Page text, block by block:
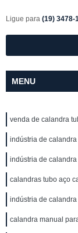
Ligue para (19) 3478-
MENU
venda de calandra
indústria de
indústria de
calandras tubo aço
indústria de
calandra manual